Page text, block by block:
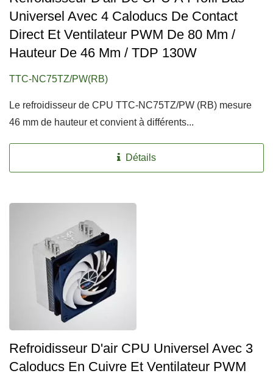
Universel Avec 4 Caloducs De Contact
Direct Et Ventilateur PWM De 80 Mm /
Hauteur De 46 Mm / TDP 130W
TTC-NC75TZ/PW(RB)
Le refroidisseur de CPU TTC-NC75TZ/PW (RB) mesure
46 mm de hauteur et convient à différents...
Détails
Refroidisseur D'air CPU Universel Avec 3
Caloducs En Cuivre Et Ventilateur PWM